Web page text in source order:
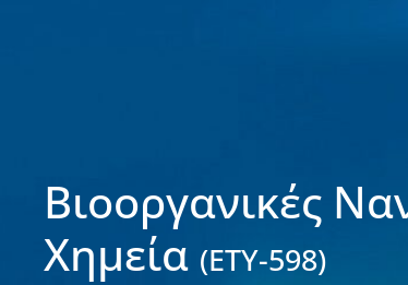
Βιοοργανικές
Χημεία (ΕΤΥ-598)